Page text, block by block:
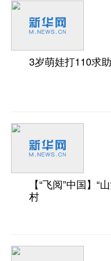
3岁萌娃打110求
【“飞阅”中国】“
村